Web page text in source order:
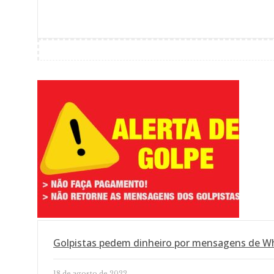
Golpistas pedem dinheiro por mensagens de